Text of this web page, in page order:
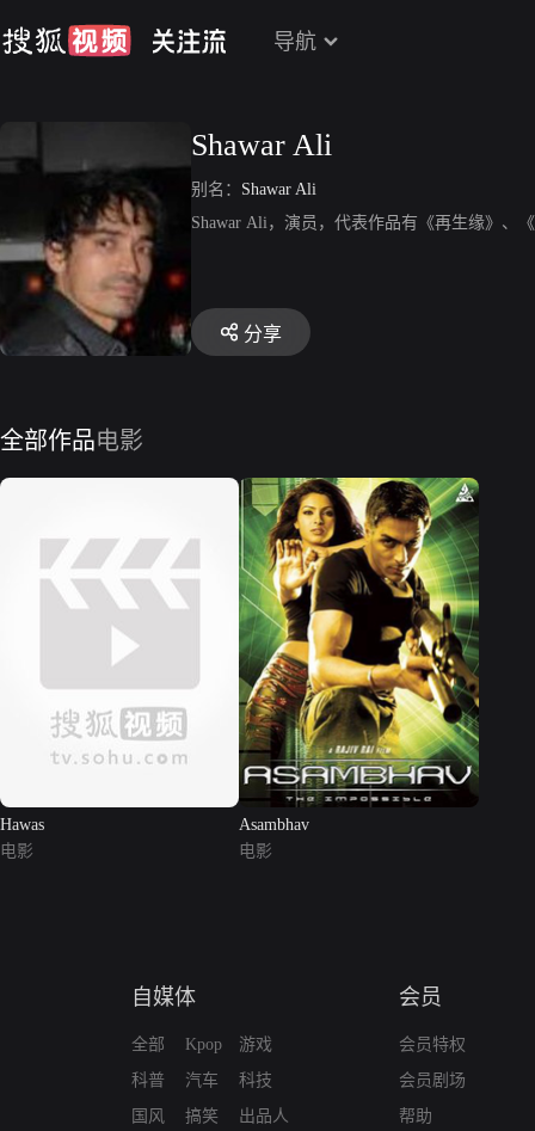
导航
Shawar Ali
别名： Shawar Ali
Shawar Ali，演员，代表作品有《再生缘》、
分享
全部作品电影
Hawas
电影
Asambhav
电影
自媒体
全部
科普
国风
Kpop
汽车
搞笑
游戏
科技
出品人
会员
会员特权
会员剧场
帮助